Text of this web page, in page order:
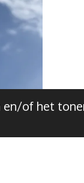
of het